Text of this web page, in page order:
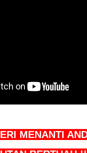
MENANTI